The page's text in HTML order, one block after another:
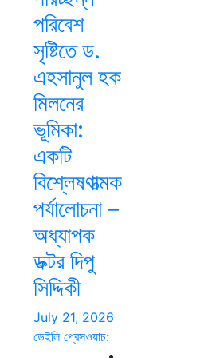
পরিবেশ
সৃষ্টিতে ড.
এহসানুল হক
মিলনের
ভূমিকা:
একটি
বিশ্লেষণাত্মক
পর্যালোচনা –
অধ্যাপক
ডক্টর দিপু
সিদ্দিকী
July 21, 2026
ডেইলি প্রেসওয়াচ: